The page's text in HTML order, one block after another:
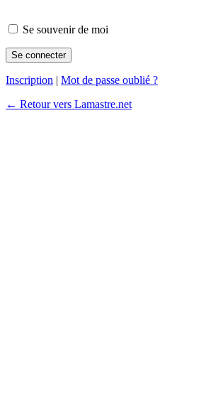
Se souvenir de moi
Inscription | Mot de passe oublié ?
← Retour vers Lamastre.net